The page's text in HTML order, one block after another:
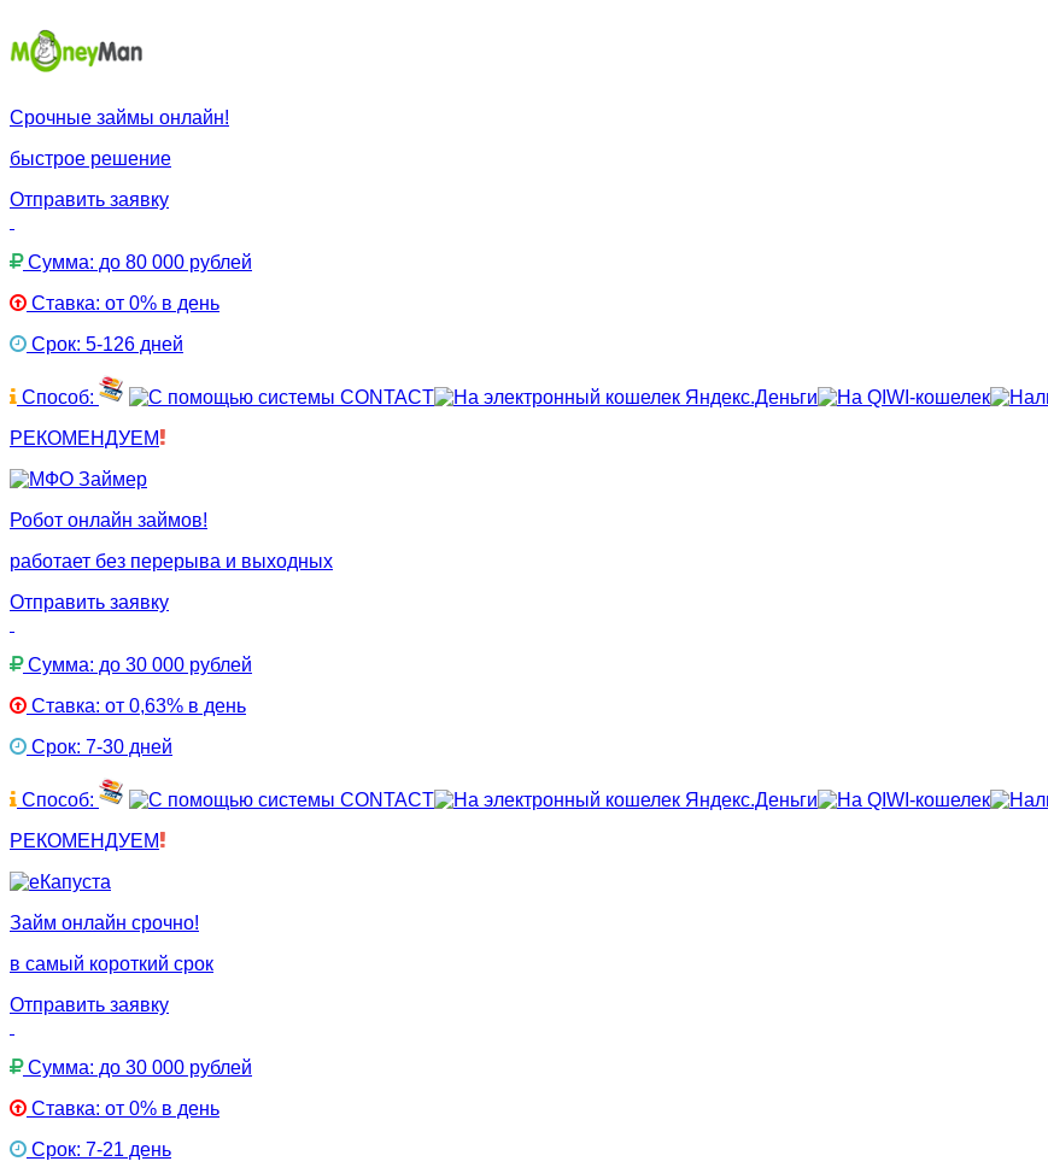
Срочные займы онлайн!
быстрое решение
Отправить заявку
Сумма: до 80 000 рублей
Ставка: от 0% в день
Срок: 5-126 дней
Способ:
РЕКОМЕНДУЕМ
Робот онлайн займов!
работает без перерыва и выходных
Отправить заявку
Сумма: до 30 000 рублей
Ставка: от 0,63% в день
Срок: 7-30 дней
Способ:
РЕКОМЕНДУЕМ
Займ онлайн срочно!
в самый короткий срок
Отправить заявку
Сумма: до 30 000 рублей
Ставка: от 0% в день
Срок: 7-21 день